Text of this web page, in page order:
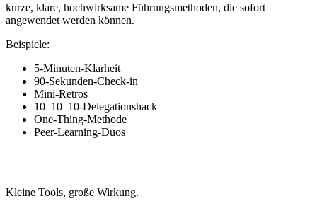
kurze, klare, hochwirksame Führungsmethoden, die sofort
angewendet werden können.
Beispiele:
5-Minuten-Klarheit
90-Sekunden-Check-in
Mini-Retros
10–10–10-Delegationshack
One-Thing-Methode
Peer-Learning-Duos
Kleine Tools, große Wirkung.